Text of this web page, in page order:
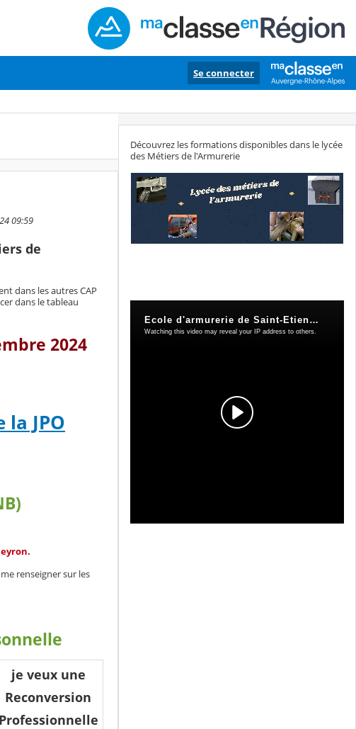
Se connecter
09:59
de
dans les autres CAP
dans le tableau
2024
JPO
renseigner sur les
je veux une
Reconversion
Professionnelle
Découvrez les formations disponibles dans le lycée
des Métiers de l'Armurerie